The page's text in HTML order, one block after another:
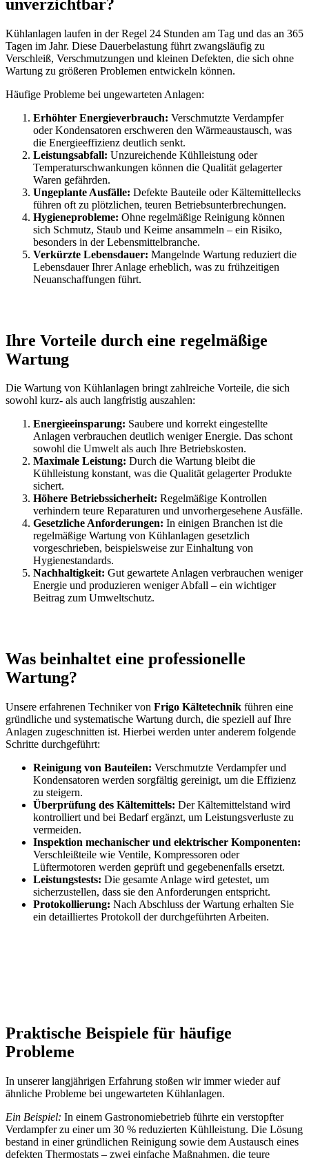
unverzichtbar?
Kühlanlagen laufen in der Regel 24 Stunden am Tag und das an 365
Tagen im Jahr. Diese Dauerbelastung führt zwangsläufig zu
Verschleiß, Verschmutzungen und kleinen Defekten, die sich ohne
Wartung zu größeren Problemen entwickeln können.
Häufige Probleme bei ungewarteten Anlagen:
Erhöhter Energieverbrauch: Verschmutzte Verdampfer
oder Kondensatoren erschweren den Wärmeaustausch, was
die Energieeffizienz deutlich senkt.
Leistungsabfall: Unzureichende Kühlleistung oder
Temperaturschwankungen können die Qualität gelagerter
Waren gefährden.
Ungeplante Ausfälle: Defekte Bauteile oder Kältemittellecks
führen oft zu plötzlichen, teuren Betriebsunterbrechungen.
Hygieneprobleme: Ohne regelmäßige Reinigung können
sich Schmutz, Staub und Keime ansammeln – ein Risiko,
besonders in der Lebensmittelbranche.
Verkürzte Lebensdauer: Mangelnde Wartung reduziert die
Lebensdauer Ihrer Anlage erheblich, was zu frühzeitigen
Neuanschaffungen führt.
Ihre Vorteile durch eine regelmäßige
Wartung
Die Wartung von Kühlanlagen bringt zahlreiche Vorteile, die sich
sowohl kurz- als auch langfristig auszahlen:
Energieeinsparung: Saubere und korrekt eingestellte
Anlagen verbrauchen deutlich weniger Energie. Das schont
sowohl die Umwelt als auch Ihre Betriebskosten.
Maximale Leistung: Durch die Wartung bleibt die
Kühlleistung konstant, was die Qualität gelagerter Produkte
sichert.
Höhere Betriebssicherheit: Regelmäßige Kontrollen
verhindern teure Reparaturen und unvorhergesehene Ausfälle.
Gesetzliche Anforderungen: In einigen Branchen ist die
regelmäßige Wartung von Kühlanlagen gesetzlich
vorgeschrieben, beispielsweise zur Einhaltung von
Hygienestandards.
Nachhaltigkeit: Gut gewartete Anlagen verbrauchen weniger
Energie und produzieren weniger Abfall – ein wichtiger
Beitrag zum Umweltschutz.
Was beinhaltet eine professionelle
Wartung?
Unsere erfahrenen Techniker von Frigo Kältetechnik führen eine
gründliche und systematische Wartung durch, die speziell auf Ihre
Anlagen zugeschnitten ist. Hierbei werden unter anderem folgende
Schritte durchgeführt:
Reinigung von Bauteilen: Verschmutzte Verdampfer und
Kondensatoren werden sorgfältig gereinigt, um die Effizienz
zu steigern.
Überprüfung des Kältemittels: Der Kältemittelstand wird
kontrolliert und bei Bedarf ergänzt, um Leistungsverluste zu
vermeiden.
Inspektion mechanischer und elektrischer Komponenten:
Verschleißteile wie Ventile, Kompressoren oder
Lüftermotoren werden geprüft und gegebenenfalls ersetzt.
Leistungstests: Die gesamte Anlage wird getestet, um
sicherzustellen, dass sie den Anforderungen entspricht.
Protokollierung: Nach Abschluss der Wartung erhalten Sie
ein detailliertes Protokoll der durchgeführten Arbeiten.
Praktische Beispiele für häufige
Probleme
In unserer langjährigen Erfahrung stoßen wir immer wieder auf
ähnliche Probleme bei ungewarteten Kühlanlagen.
Ein Beispiel: In einem Gastronomiebetrieb führte ein verstopfter
Verdampfer zu einer um 30 % reduzierten Kühlleistung. Die Lösung
bestand in einer gründlichen Reinigung sowie dem Austausch eines
defekten Thermostats – zwei einfache Maßnahmen, die teure